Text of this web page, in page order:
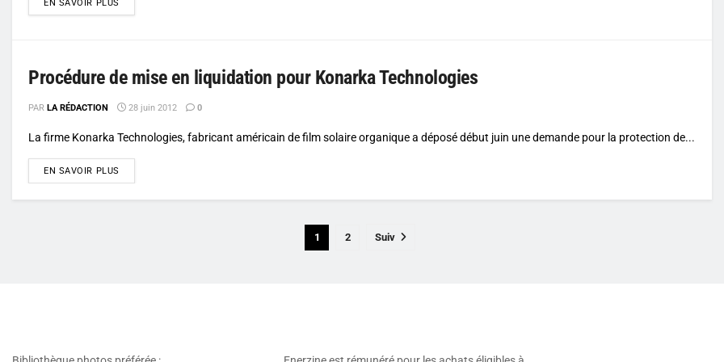
EN SAVOIR PLUS
Procédure de mise en liquidation pour Konarka Technologies
PAR LA RÉDACTION 28 juin 2012 0
La firme Konarka Technologies, fabricant américain de film solaire organique a déposé début juin une demande pour la protection de...
EN SAVOIR PLUS
1 2 Suiv